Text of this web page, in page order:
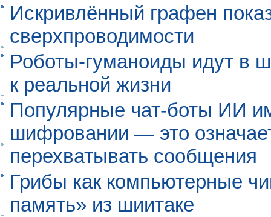
Искривлённый графен
сверхпроводимости
Роботы-гуманоиды идут в
к реальной жизни
Популярные чат-боты ИИ
шифровании — это
перехватывать сообщения
Грибы как компьютерные
память» из шиитаке